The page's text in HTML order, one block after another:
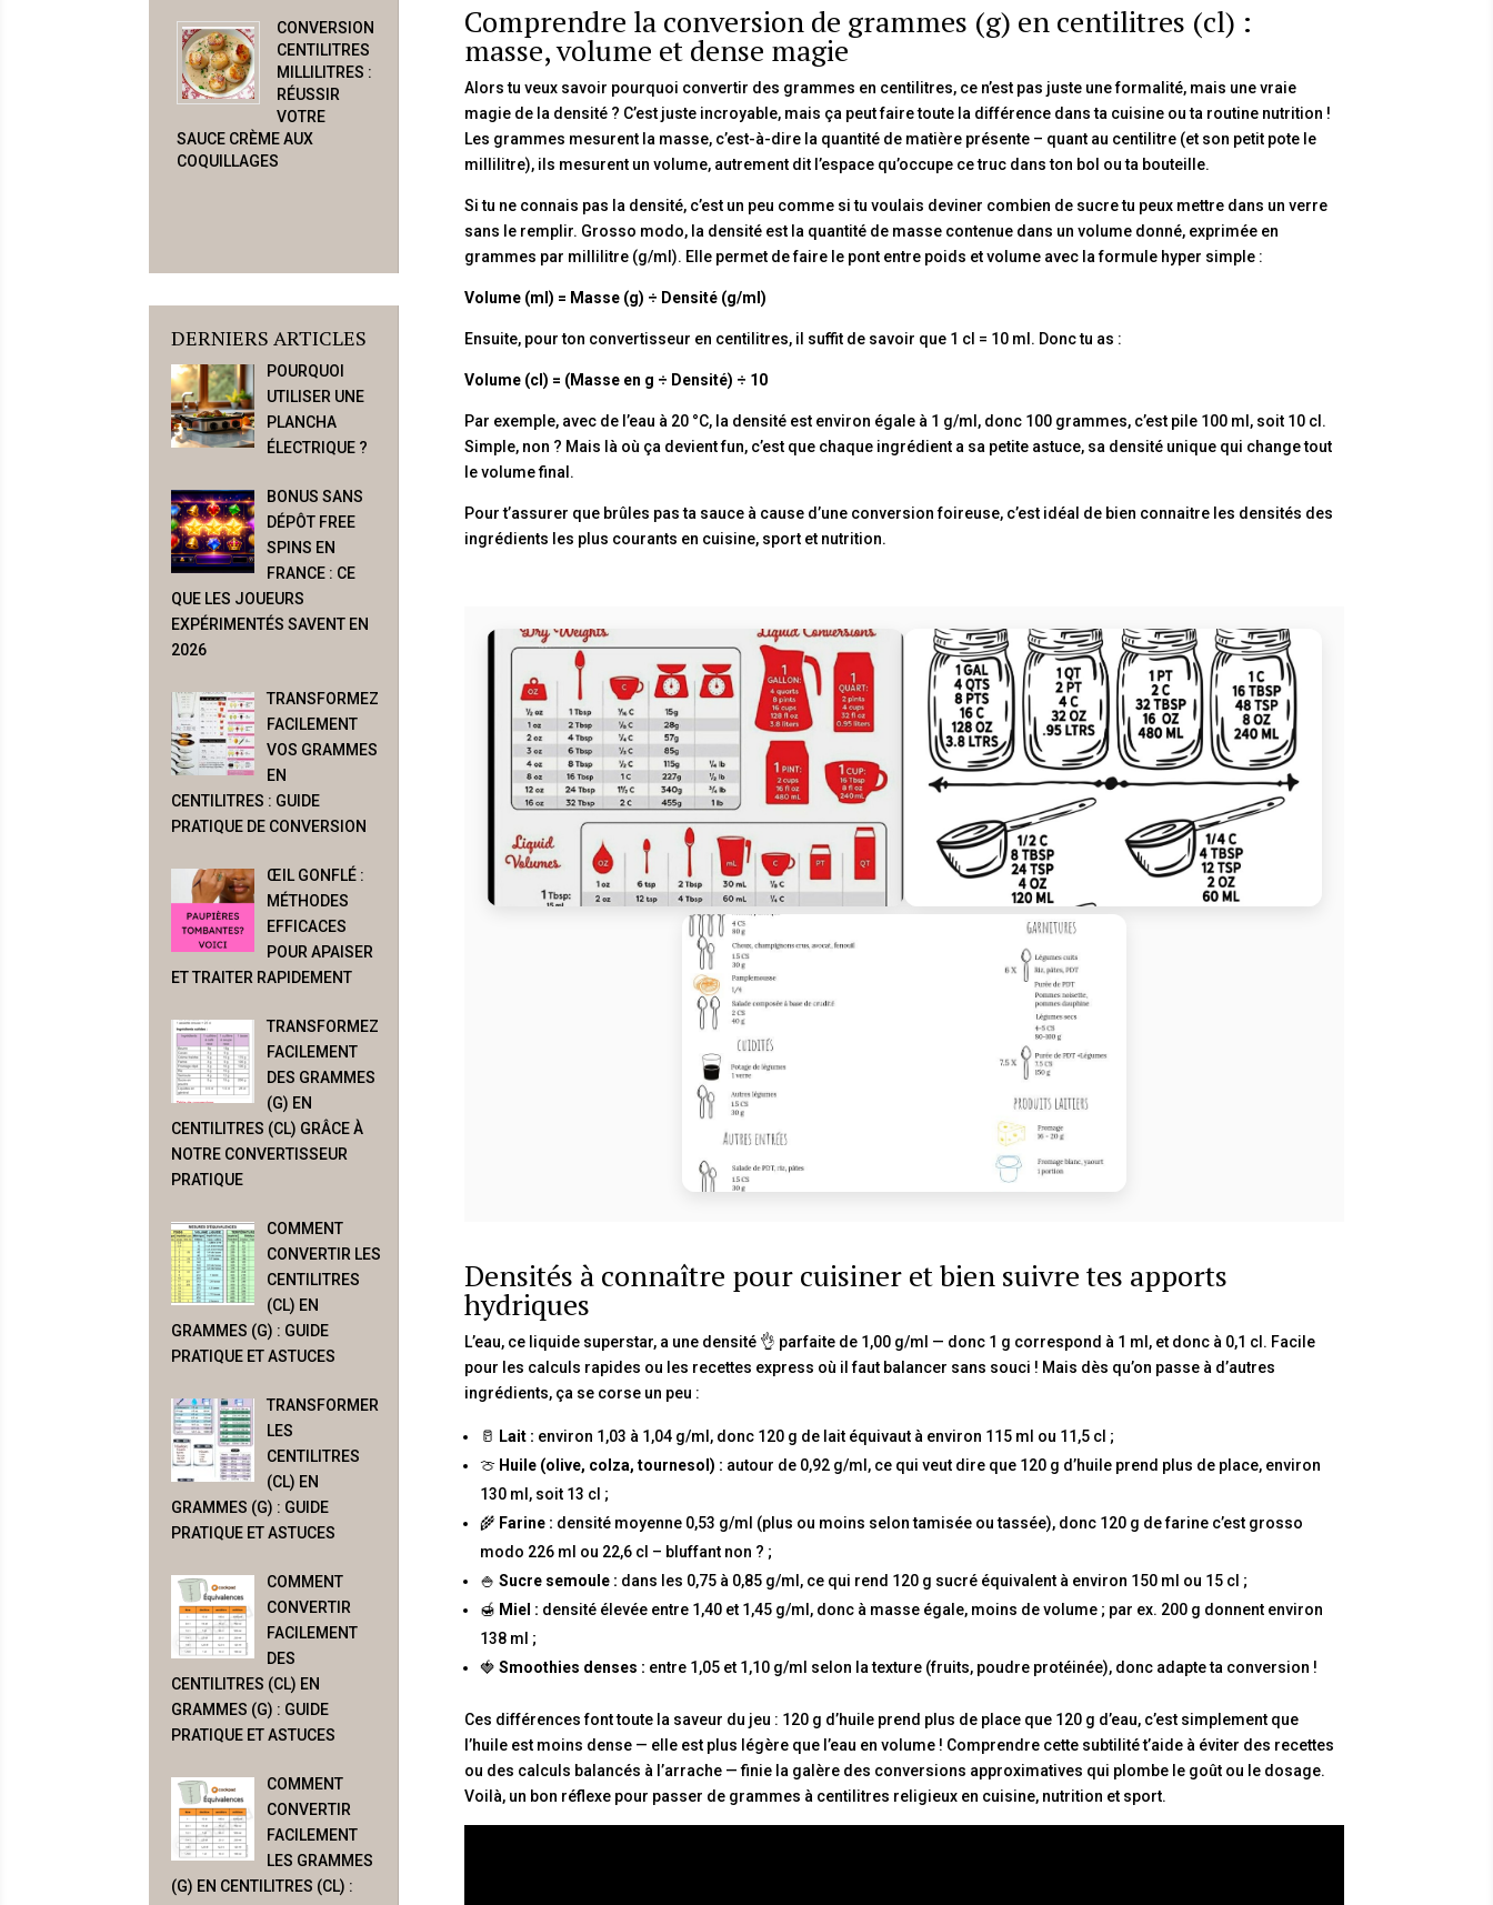
CONVERSION
CENTILITRES
MILLILITRES :
RÉUSSIR
VOTRE
SAUCE CRÈME AUX
COQUILLAGES
DERNIERS ARTICLES
POURQUOI
UTILISER UNE
PLANCHA
ÉLECTRIQUE ?
BONUS SANS
DÉPÔT FREE
SPINS EN
FRANCE : CE
QUE LES JOUEURS
EXPÉRIMENTÉS SAVENT EN
2026
TRANSFORMEZ
FACILEMENT
VOS GRAMMES
EN
CENTILITRES : GUIDE
PRATIQUE DE CONVERSION
ŒIL GONFLÉ :
MÉTHODES
EFFICACES
POUR APAISER
ET TRAITER RAPIDEMENT
TRANSFORMEZ
FACILEMENT
DES GRAMMES
(G) EN
CENTILITRES (CL) GRÂCE À
NOTRE CONVERTISSEUR
PRATIQUE
COMMENT
CONVERTIR LES
CENTILITRES
(CL) EN
GRAMMES (G) : GUIDE
PRATIQUE ET ASTUCES
TRANSFORMER
LES
CENTILITRES
(CL) EN
GRAMMES (G) : GUIDE
PRATIQUE ET ASTUCES
COMMENT
CONVERTIR
FACILEMENT
DES
CENTILITRES (CL) EN
GRAMMES (G) : GUIDE
PRATIQUE ET ASTUCES
COMMENT
CONVERTIR
FACILEMENT
LES GRAMMES
(G) EN CENTILITRES (CL) :
Comprendre la conversion de grammes (g) en centilitres (cl) :
masse, volume et dense magie
Alors tu veux savoir pourquoi convertir des grammes en centilitres, ce n’est pas juste une formalité, mais une vraie
magie de la densité ? C’est juste incroyable, mais ça peut faire toute la différence dans ta cuisine ou ta routine nutrition !
Les grammes mesurent la masse, c’est-à-dire la quantité de matière présente – quant au centilitre (et son petit pote le
millilitre), ils mesurent un volume, autrement dit l’espace qu’occupe ce truc dans ton bol ou ta bouteille.
Si tu ne connais pas la densité, c’est un peu comme si tu voulais deviner combien de sucre tu peux mettre dans un verre
sans le remplir. Grosso modo, la densité est la quantité de masse contenue dans un volume donné, exprimée en
grammes par millilitre (g/ml). Elle permet de faire le pont entre poids et volume avec la formule hyper simple :
Volume (ml) = Masse (g) ÷ Densité (g/ml)
Ensuite, pour ton convertisseur en centilitres, il suffit de savoir que 1 cl = 10 ml. Donc tu as :
Volume (cl) = (Masse en g ÷ Densité) ÷ 10
Par exemple, avec de l’eau à 20 °C, la densité est environ égale à 1 g/ml, donc 100 grammes, c’est pile 100 ml, soit 10 cl.
Simple, non ? Mais là où ça devient fun, c’est que chaque ingrédient a sa petite astuce, sa densité unique qui change tout
le volume final.
Pour t’assurer que brûles pas ta sauce à cause d’une conversion foireuse, c’est idéal de bien connaitre les densités des
ingrédients les plus courants en cuisine, sport et nutrition.
Densités à connaître pour cuisiner et bien suivre tes apports
hydriques
L’eau, ce liquide superstar, a une densité 👌 parfaite de 1,00 g/ml — donc 1 g correspond à 1 ml, et donc à 0,1 cl. Facile
pour les calculs rapides ou les recettes express où il faut balancer sans souci ! Mais dès qu’on passe à d’autres
ingrédients, ça se corse un peu :
🥛 Lait : environ 1,03 à 1,04 g/ml, donc 120 g de lait équivaut à environ 115 ml ou 11,5 cl ;
🍈 Huile (olive, colza, tournesol) : autour de 0,92 g/ml, ce qui veut dire que 120 g d’huile prend plus de place, environ
130 ml, soit 13 cl ;
🌾 Farine : densité moyenne 0,53 g/ml (plus ou moins selon tamisée ou tassée), donc 120 g de farine c’est grosso
modo 226 ml ou 22,6 cl – bluffant non ? ;
🍚 Sucre semoule : dans les 0,75 à 0,85 g/ml, ce qui rend 120 g sucré équivalent à environ 150 ml ou 15 cl ;
🍯 Miel : densité élevée entre 1,40 et 1,45 g/ml, donc à masse égale, moins de volume ; par ex. 200 g donnent environ
138 ml ;
🍓 Smoothies denses : entre 1,05 et 1,10 g/ml selon la texture (fruits, poudre protéinée), donc adapte ta conversion !
Ces différences font toute la saveur du jeu : 120 g d’huile prend plus de place que 120 g d’eau, c’est simplement que
l’huile est moins dense — elle est plus légère que l’eau en volume ! Comprendre cette subtilité t’aide à éviter des recettes
ou des calculs balancés à l’arrache — finie la galère des conversions approximatives qui plombe le goût ou le dosage.
Voilà, un bon réflexe pour passer de grammes à centilitres religieux en cuisine, nutrition et sport.